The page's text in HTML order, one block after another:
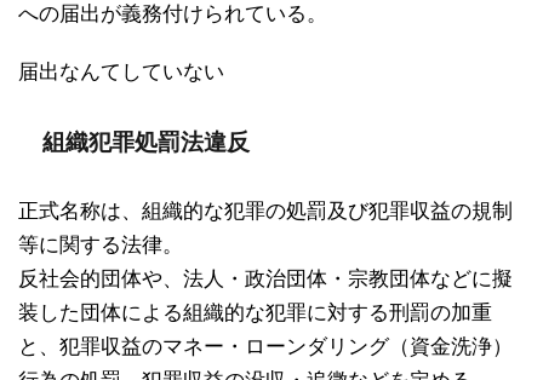
への届出が義務付けられている。
届出なんてしていない
組織犯罪処罰法違反
正式名称は、組織的な犯罪の処罰及び犯罪収益の規制
等に関する法律。
反社会的団体や、法人・政治団体・宗教団体などに擬
装した団体による組織的な犯罪に対する刑罰の加重
と、犯罪収益のマネー・ローンダリング（資金洗浄）